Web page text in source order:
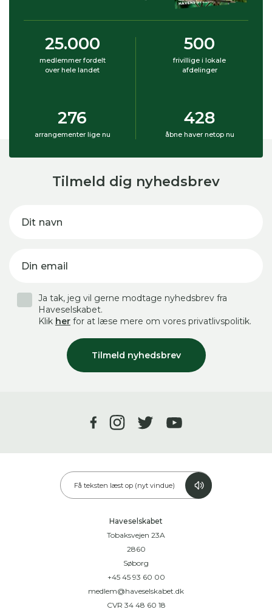
25.000
medlemmer fordelt
over hele landet
500
frivillige i lokale
afdelinger
276
arrangementer lige nu
428
åbne haver netop nu
Tilmeld dig nyhedsbrev
Dit navn
Din email
Tilmeld nyhedsbrev
Ja tak, jeg vil gerne modtage nyhedsbrev fra
Haveselskabet.
Klik her for at læse mere om vores privatlivspolitik.
Få teksten læst op (nyt vindue)
Haveselskabet
Tobaksvejen 23A
2860
Søborg
+45 45 93 60 00
medlem@haveselskabet.dk
CVR 34 48 60 18